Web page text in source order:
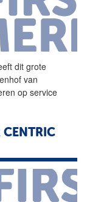
dit grote
van
op service
CENTRIC